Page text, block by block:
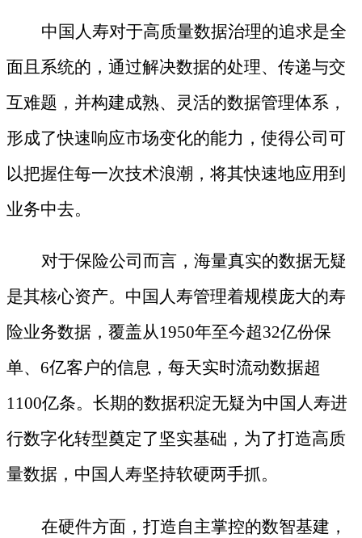
中国人寿对于高质量数据治理的追求是全
面且系统的，通过解决数据的处理、传递与交
互难题，并构建成熟、灵活的数据管理体系，
形成了快速响应市场变化的能力，使得公司可
以把握住每一次技术浪潮，将其快速地应用到
业务中去。
对于保险公司而言，海量真实的数据无疑
是其核心资产。中国人寿管理着规模庞大的寿
险业务数据，覆盖从1950年至今超32亿份保
单、6亿客户的信息，每天实时流动数据超
1100亿条。长期的数据积淀无疑为中国人寿进
行数字化转型奠定了坚实基础，为了打造高质
量数据，中国人寿坚持软硬两手抓。
在硬件方面，打造自主掌控的数智基建，